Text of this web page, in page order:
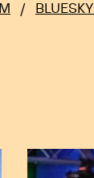
/ BLUESKY